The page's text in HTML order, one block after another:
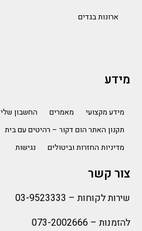
ארונות בגדים
מידע
מידע מקצועי מאמרים החשבון שלי
תקנון האתר הום דקור – רהיטים עם בית
מדיניות החזרות וביטולים
נגישות
צור קשר
שירות לקוחות – 03-9523333
להזמנות – 073-2002666